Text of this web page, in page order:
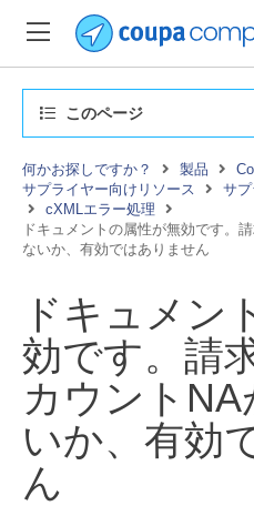
このページ
何かお探しですか？ 製品
サプライヤー向けリソース
サ
cXMLエラー処理
ドキュメントの属性が無効です。
ないか、有効ではありません
ドキュメン
効です。請
カウント
いか、有効
ん